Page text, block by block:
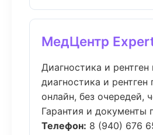
МедЦентр
Диагностика и рентген
диагностика и рентген
онлайн, без очередей,
Гарантия и документы
Телефон: 8 (940) 676